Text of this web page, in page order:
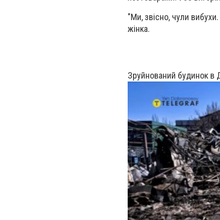
"Ми, звісно, чули
жінка.
Зруйнований будинок в